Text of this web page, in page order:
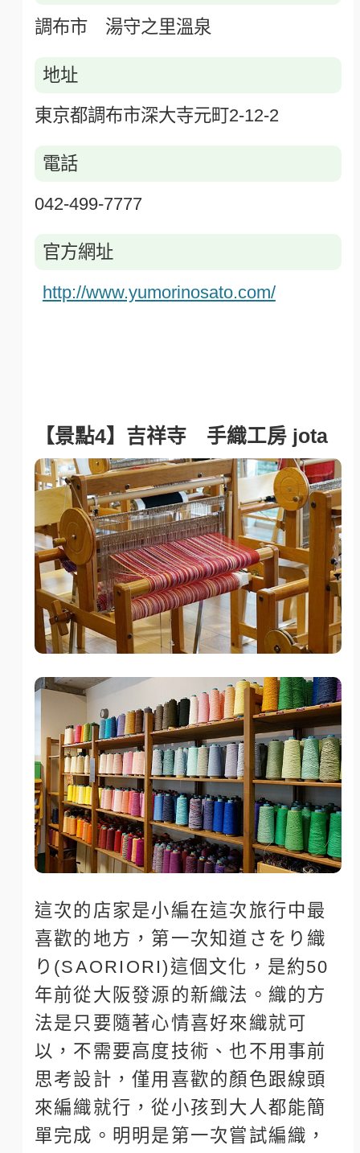
調布市 湯守之里溫泉
地址
東京都調布市深大寺元町2-12-2
電話
042-499-7777
官方網址
http://www.yumorinosato.com/
【景點4】吉祥寺 手織工房 jota
這次的店家是小編在這次旅行中最
喜歡的地方，第一次知道さをり織
り(SAORIORI)這個文化，是約50
年前從大阪發源的新織法。織的方
法是只要隨著心情喜好來織就可
以，不需要高度技術、也不用事前
思考設計，僅用喜歡的顏色跟線頭
來編織就行，從小孩到大人都能簡
單完成。明明是第一次嘗試編織，